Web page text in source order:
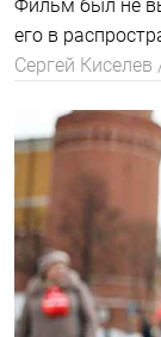
Фильм был не
его в
Сергей Киселев